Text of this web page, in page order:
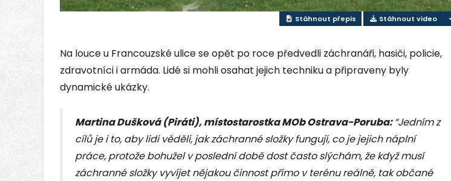
Stáhnout přepis Stáhnout video
Na louce u Francouzské ulice se opět po roce předvedli záchranáři, hasiči, policie,
zdravotníci i armáda. Lidé si mohli osahat jejich techniku a připraveny byly
dynamické ukázky.
Martina Dušková (Piráti), místostarostka MOb Ostrava-Poruba:“Jedním z
cílů je i to, aby lidi věděli, jak záchranné složky fungují, co je jejich náplní
práce, protože bohužel v poslední době dost často slýchám, že když musí
záchranné složky vyvíjet nějakou činnost přímo v terénu reálně, tak občané